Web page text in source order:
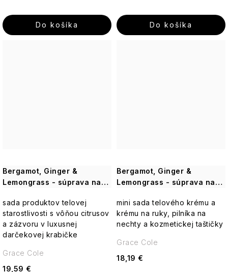
Do košíka Do košíka
Bergamot, Ginger &
Lemongrass - súprava na
sada produktov telovej
starostlivosti s vôňou citrusov
a zázvoru v luxusnej
darčekovej krabičke
19,59 €
Grace Cole
Bergamot, Ginger &
Lemongrass - súprava na
ks
mini sada telového krému a
krému na ruky, pilníka na
nechty a kozmetickej taštičky
18,19 €
Grace Cole